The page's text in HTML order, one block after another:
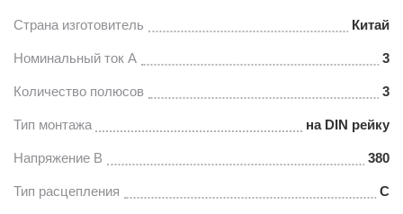
Страна изготовитель Китай
Номинальный ток А 3
Количество полюсов 3
Тип монтажа на DIN рейку
Напряжение В 380
Тип расцепления С